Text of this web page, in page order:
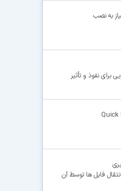
برای نفوذ و تأثیر
Quick
فایل ها توسط آن